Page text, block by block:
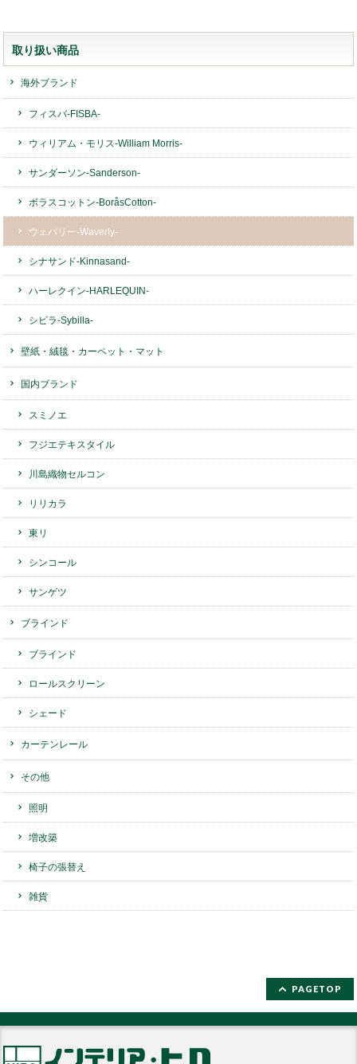
取り扱い商品
海外ブランド
フィスバ-FISBA-
ウィリアム・モリス-William Morris-
サンダーソン-Sanderson-
ボラスコットン-BoråsCotton-
ウェバリー-Waverly-
シナサンド-Kinnasand-
ハーレクイン-HARLEQUIN-
シビラ-Sybilla-
壁紙・絨毯・カーペット・マット
国内ブランド
スミノエ
フジエテキスタイル
川島織物セルコン
リリカラ
東リ
シンコール
サンゲツ
ブラインド
ブラインド
ロールスクリーン
シェード
カーテンレール
その他
照明
増改築
椅子の張替え
雑貨
PAGETOP